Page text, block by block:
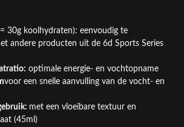
30g koolhydraten): eenvoudig te
andere producten uit de 6d Sports Series
optimale energie- en vochtopname
voor een snelle aanvulling van de vocht- en
met een vloeibare textuur en
(45ml)